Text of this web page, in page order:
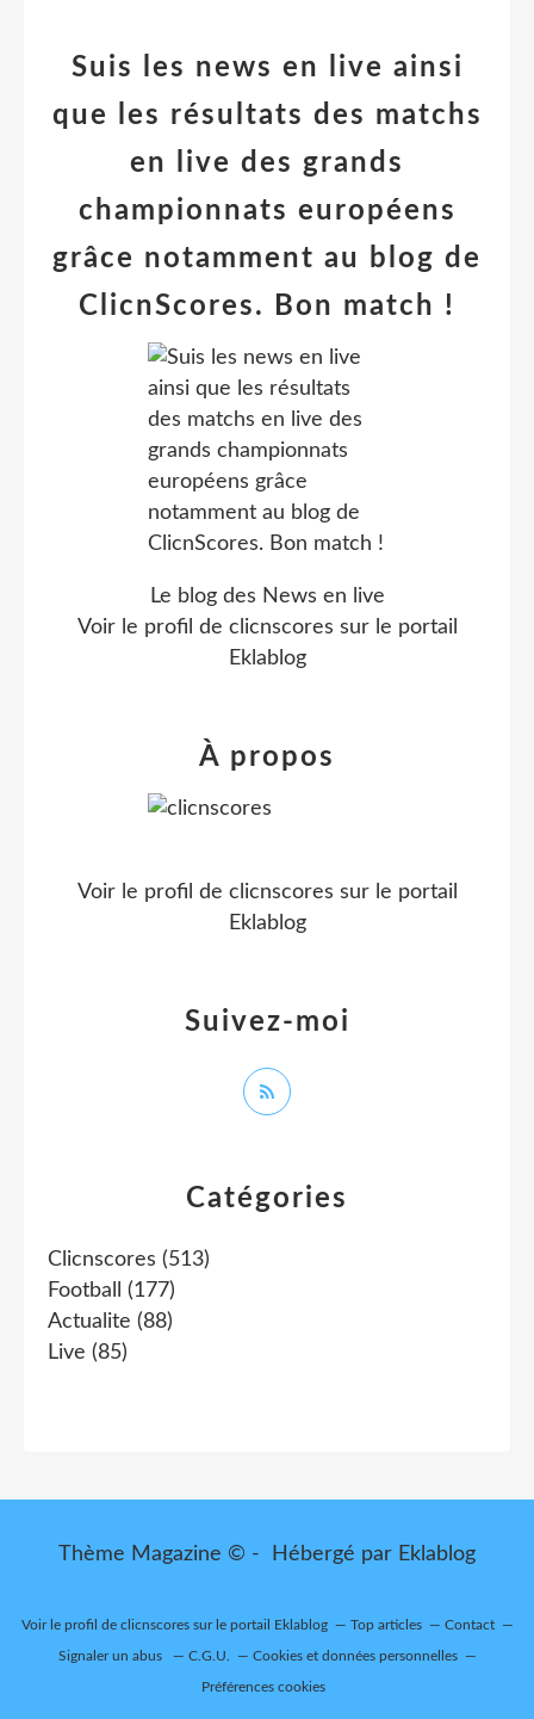
Catégories
Clicnscores (513)
Football
(177)
Actualite (88)
Live (85)
Suis les news en live ainsi
que les résultats des matchs
en live des grands
championnats européens
grâce notamment au blog de
ClicnScores. Bon match !
Le blog des News en live
Voir le profil de clicnscores sur le portail
Eklablog
Suivez-moi
À propos
Voir le profil de clicnscores sur le portail
Eklablog
Thème Magazine © - Hébergé par Eklablog
Voir le profil de clicnscoressur le portail Eklablog Top articles Contact
Signaler un abus C.G.U. Cookies et données personnelles
Préférences cookies